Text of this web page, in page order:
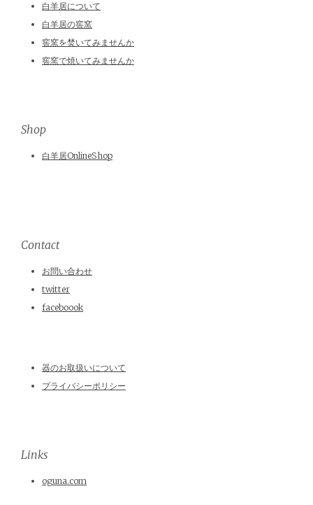
白羊居について
白羊居の窖窯
窖窯を焚いてみませんか
窖窯で焼いてみませんか
Shop
白羊居OnlineShop
Contact
お問い合わせ
twitter
faceboook
器のお取扱いについて
プライバシーポリシー
Links
oguna.com